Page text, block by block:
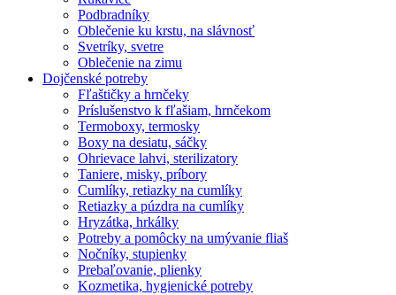
Podbradníky
Oblečenie ku krstu, na slávnosť
Svetríky, svetre
Oblečenie na zimu
Dojčenské potreby
Fľaštičky a hrnčeky
Príslušenstvo k fľašiam, hrnčekom
Termoboxy, termosky
Boxy na desiatu, sáčky
Ohrievace lahvi, sterilizatory
Taniere, misky, príbory
Cumlíky, retiazky na cumlíky
Retiazky a púzdra na cumlíky
Hryzátka, hrkálky
Potreby a pomôcky na umývanie fliaš
Nočníky, stupienky
Prebaľovanie, plienky
Kozmetika, hygienické potreby